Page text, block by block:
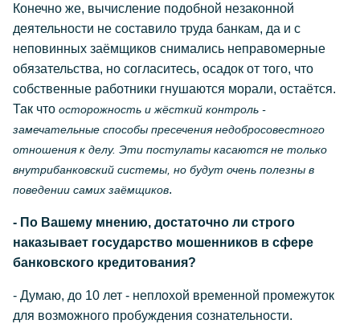
Конечно же, вычисление подобной незаконной
деятельности не составило труда банкам, да и с
неповинных заёмщиков снимались неправомерные
обязательства, но согласитесь, осадок от того, что
собственные работники гнушаются морали, остаётся.
Так что осторожность и жёсткий контроль -
замечательные способы пресечения недобросовестного
отношения к делу. Эти постулаты касаются не только
внутрибанковский системы, но будут очень полезны в
поведении самих заёмщиков.
- По Вашему мнению, достаточно ли строго
наказывает государство мошенников в сфере
банковского кредитования?
- Думаю, до 10 лет - неплохой временной промежуток
для возможного пробуждения сознательности.